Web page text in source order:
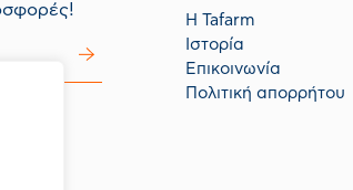
Η Tafarm
Ιστορία
Επικοινωνία
Πολιτική απορρήτου